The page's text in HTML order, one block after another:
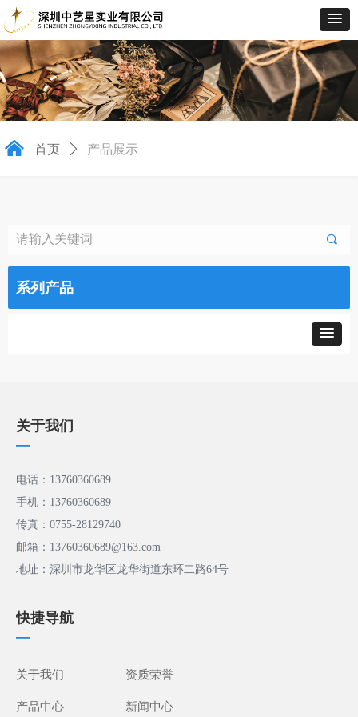
낀 首页 ꄲ 产品展示
系列产品
끠
关于我们
—
电话：13760360689
手机：13760360689
传真：0755-28129740
邮箱：13760360689@163.com
地址：深圳市龙华区龙华街道东环二路64号
快捷导航
—
关于我们
产品中心
资质荣誉
新闻中心